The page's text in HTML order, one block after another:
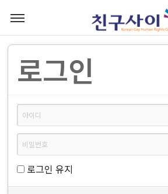
로그인
로그인 유지